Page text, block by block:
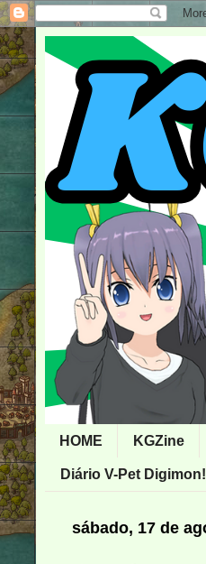
HOME KGZine
Diário V-Pet Digimon!
sábado, 17 de